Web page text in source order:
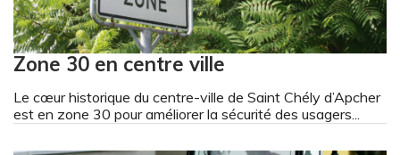
Zone 30 en centre ville
Le cœur historique du centre-ville de Saint Chély d’Apcher
est en zone 30 pour améliorer la sécurité des usagers...